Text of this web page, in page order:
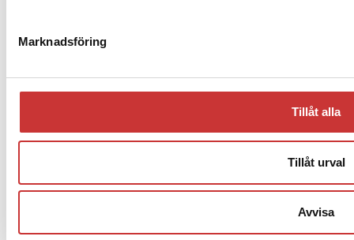
Marknadsföring
Tillåt alla
Tillåt urval
Avvisa